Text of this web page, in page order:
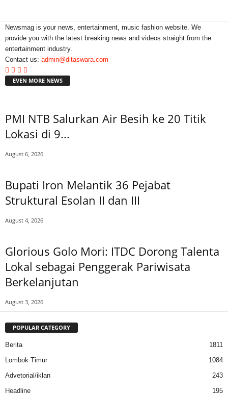
Newsmag is your news, entertainment, music fashion website. We
provide you with the latest breaking news and videos straight from the
entertainment industry.
Contact us: admin@ditaswara.com
EVEN MORE NEWS
PMI NTB Salurkan Air Besih ke 20 Titik
Lokasi di 9...
August 6, 2026
Bupati Iron Melantik 36 Pejabat
Struktural Esolan II dan III
August 4, 2026
Glorious Golo Mori: ITDC Dorong Talenta
Lokal sebagai Penggerak Pariwisata
Berkelanjutan
August 3, 2026
POPULAR CATEGORY
Berita
1811
Lombok Timur
1084
Advetorial/iklan
243
Headline
195